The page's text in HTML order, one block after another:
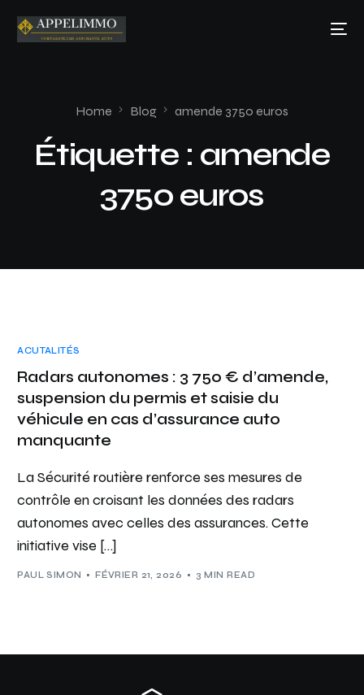
Home Blog amende 3750 euros
Étiquette : amende
3750 euros
ACUTALITÉS
Radars autonomes : 3 750 € d’amende,
suspension du permis et saisie du
véhicule en cas d’assurance auto
manquante
La Sécurité routière renforce ses mesures de
contrôle en croisant les données des radars
autonomes avec celles des assurances. Cette
initiative vise […]
PAUL SIMON FÉVRIER 21, 2026 3 MIN READ